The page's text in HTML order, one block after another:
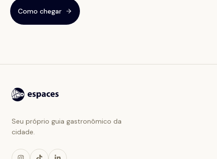
Como chegar
Seu próprio guia gastronômico da
cidade.